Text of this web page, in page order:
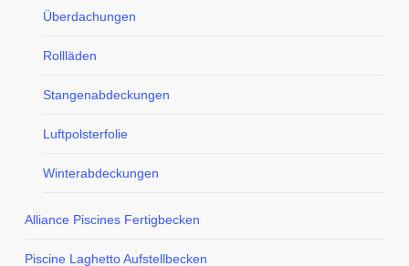
Überdachungen
Rollläden
Stangenabdeckungen
Luftpolsterfolie
Winterabdeckungen
Alliance Piscines Fertigbecken
Piscine Laghetto Aufstellbecken